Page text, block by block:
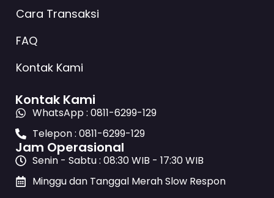
Cara Transaksi
FAQ
Kontak Kami
Kontak Kami
WhatsApp : 0811-6299-129
Telepon : 0811-6299-129
Jam Operasional
Senin - Sabtu : 08:30 WIB - 17:30 WIB
Minggu dan Tanggal Merah Slow Respon